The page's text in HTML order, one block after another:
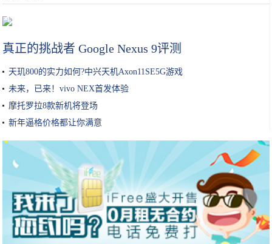
不盲目跟风，化妆水一定要选适合自己肤质的才是王道！你选对了吗？
真正的挑战者 Google Nexus 9评测
天玑800的实力如何?中兴天机Axon11SE5G游戏
未来，已来！vivo NEX首发体验
摩托罗拉8款新机将登场
新年逼格价格都让你满意